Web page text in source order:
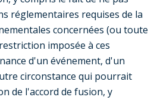
réglementaires requises de la
concernées (ou toute
imposée à ces
d'un événement, d'un
circonstance qui pourrait
de l'accord de fusion, y